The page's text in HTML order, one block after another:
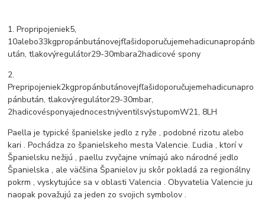
1. Propripojeniek5,
10alebo33kgpropánbutánovejfľašidoporučujemehadicunapropánb
után,tlakovýregulátor29-30mbara2hadicové spony
2.
Prepripojeniek2kgpropánbutánovejfľašidoporučujemehadicunapro
pánbután,tlakovýregulátor29-30mbar,
2hadicovésponyajednocestnýventilsvýstupomW21, 8LH
Paella je typické španielske jedlo z ryže , podobné rizotu alebo
kari .Pochádza zo španielskeho mesta Valencie. Ľudia , ktorí v
Španielsku nežijú , paellu zvyčajne vnímajú ako národné jedlo
Španielska , ale väčšina Španielov ju skôr pokladá za regionálny
pokrm , vyskytujúce sa v oblasti Valencia .Obyvatelia Valencie ju
naopak považujú za jeden zo svojich symbolov .